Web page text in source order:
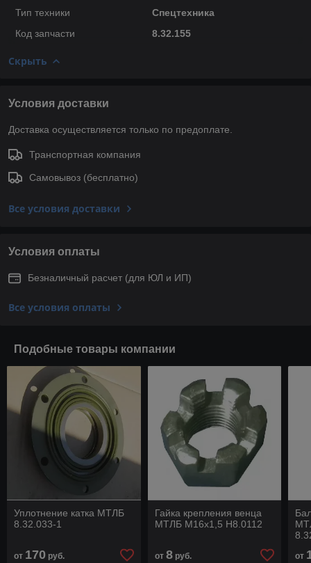
Тип техники
Спецтехника
Код запчасти
8.32.155
Скрыть
Условия доставки
Доставка осуществляется только по предоплате.
Транспортная компания
Самовывоз (бесплатно)
Все условия доставки
Условия оплаты
Безналичный расчет (для ЮЛ и ИП)
Все условия оплаты
Подобные товары компании
Уплотнение катка МТЛБ
8.32.033-1
от 170 руб.
Гайка крепления венца
МТЛБ М16х1,5 Н8.0112
от 8руб. от